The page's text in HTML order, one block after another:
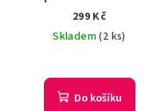
dámská 5 ml
299 Kč
Skladem(2 ks)
Do košíku